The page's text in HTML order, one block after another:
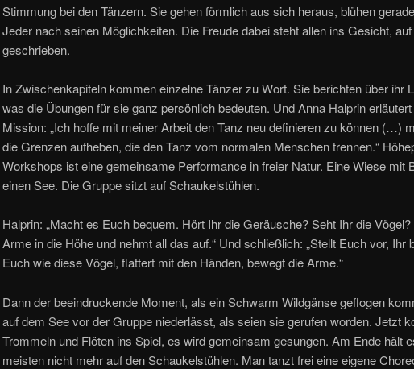
Stimmung bei den Tänzern. Sie gehen förmlich aus sich heraus, blühen
Jeder nach seinen Möglichkeiten. Die Freude dabei steht allen ins Gesicht,
geschrieben.
In Zwischenkapiteln kommen einzelne Tänzer zu Wort. Sie berichten über ihr
was die Übungen für sie ganz persönlich bedeuten. Und Anna Halprin
Mission: „Ich hoffe mit meiner Arbeit den Tanz neu definieren zu können (…)
die Grenzen aufheben, die den Tanz vom normalen Menschen trennen.“
Workshops ist eine gemeinsame Performance in freier Natur. Eine Wiese mit
einen See. Die Gruppe sitzt auf Schaukelstühlen.
Halprin: „Macht es Euch bequem. Hört Ihr die Geräusche? Seht Ihr die
Arme in die Höhe und nehmt all das auf.“ Und schließlich: „Stellt Euch vor, Ihr
Euch wie diese Vögel, flattert mit den Händen, bewegt die Arme.“
Dann der beeindruckende Moment, als ein Schwarm Wildgänse geflogen
auf dem See vor der Gruppe niederlässt, als seien sie gerufen worden. Jetzt
Trommeln und Flöten ins Spiel, es wird gemeinsam gesungen. Am Ende hält
meisten nicht mehr auf den Schaukelstühlen. Man tanzt frei eine eigene